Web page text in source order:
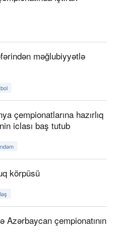
məğlubiyyətlə
çempionatlarına hazırlıq
iclası baş tutub
körpüsü
çempionatının